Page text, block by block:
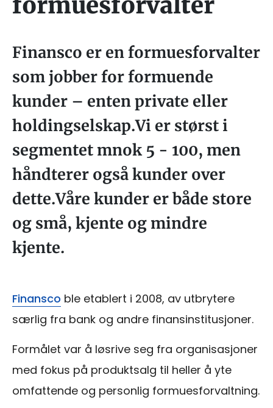
Finansco er en formuesforvalter
som jobber for formuende
kunder – enten private eller
holdingselskap.Vi er størst i
segmentet mnok 5 - 100, men
håndterer også kunder over
dette.Våre kunder er både store
og små, kjente og mindre
kjente.
Finansco ble etablert i 2008, av utbrytere
særlig fra bank og andre finansinstitusjoner.
Formålet var å løsrive seg fra organisasjoner
med fokus på produktsalg til heller å yte
omfattende og personlig formuesforvaltning.